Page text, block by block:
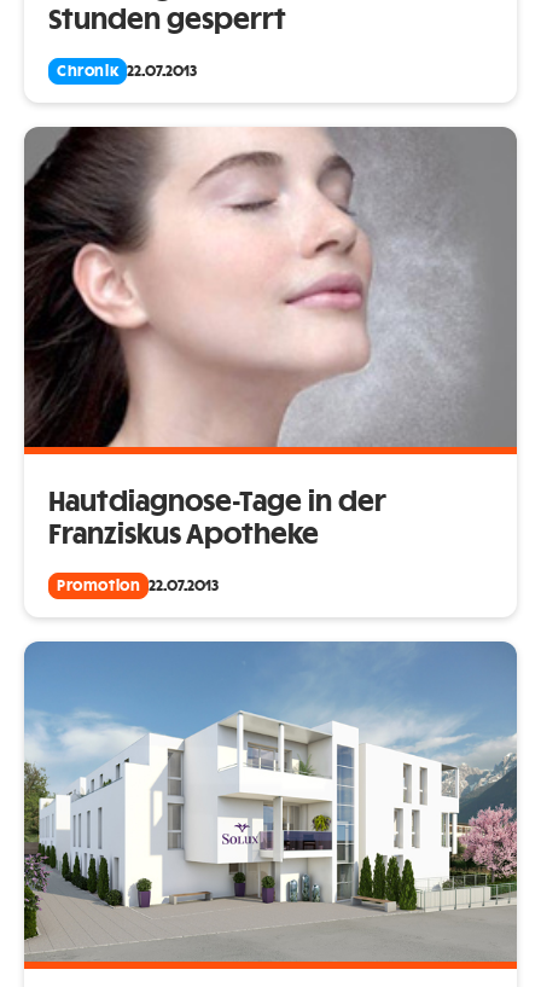
Stunden gesperrt
Chronik 22.07.2013
Hautdiagnose-Tage in der
Franziskus Apotheke
Promotion 22.07.2013